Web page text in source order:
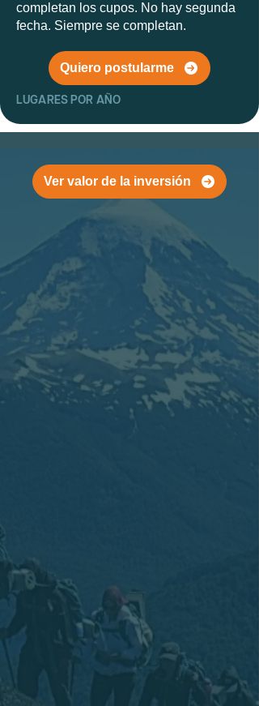
completan los cupos. No hay segunda
fecha. Siempre se completan.
Quiero postularme
LUGARES POR AÑO
Ver valor de la inversión